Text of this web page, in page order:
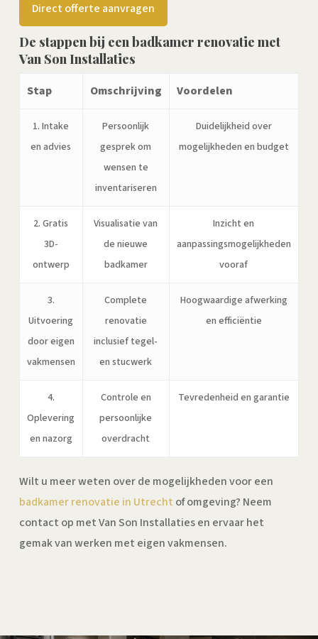
Direct offerte aanvragen
De stappen bij een badkamer renovatie met
Van Son Installaties
Stap Omschrijving Voordelen
1. Intake
en advies
Persoonlijk
gesprek om
wensen te
inventariseren
Duidelijkheid over
mogelijkheden en budget
2. Gratis
3D-
ontwerp
Visualisatie van
de nieuwe
badkamer
Inzicht en
aanpassingsmogelijkheden
vooraf
3.
Uitvoering
door eigen
vakmensen
Complete
renovatie
inclusief tegel-
en stucwerk
Hoogwaardige afwerking
en efficiëntie
4.
Oplevering
en nazorg
Controle en
persoonlijke
overdracht
Tevredenheid en garantie
Wilt u meer weten over de mogelijkheden voor een
badkamer renovatie in Utrecht of omgeving? Neem
contact op met Van Son Installaties en ervaar het
gemak van werken met eigen vakmensen.